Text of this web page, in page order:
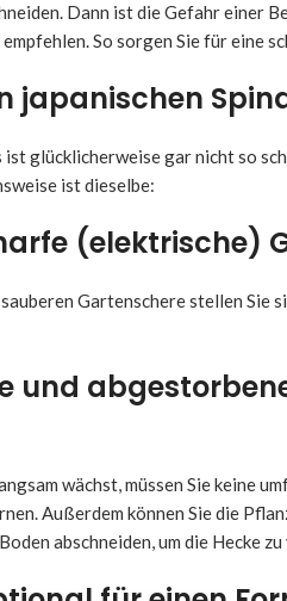
Dann ist die Gefahr einer
So sorgen Sie für eine
japanischen
glücklicherweise gar nicht so
ist dieselbe:
(elektrische)
Gartenschere stellen Sie
und
wächst, müssen Sie keine
Außerdem können Sie die
abschneiden, um die Hecke